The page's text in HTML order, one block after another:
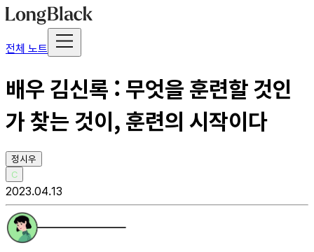
전체 노트
배우 김신록 : 무엇을 훈련할 것인
가 찾는 것이, 훈련의 시작이다
정시우
C
2023.04.13